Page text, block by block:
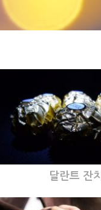
달란트 잔치